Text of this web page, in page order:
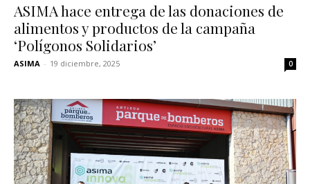
ASIMA hace entrega de las donaciones de
alimentos y productos de la campaña
‘Polígonos Solidarios’
ASIMA - 19 diciembre, 2025 0